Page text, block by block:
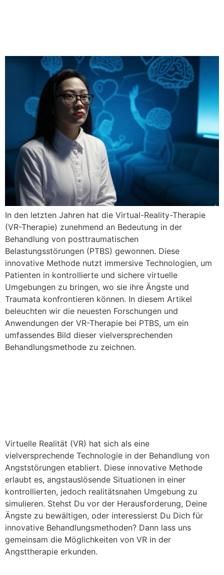
In den letzten Jahren hat die Virtual-Reality-Therapie
(VR-Therapie) zunehmend an Bedeutung in der
Behandlung von posttraumatischen
Belastungsstörungen (PTBS) gewonnen. Diese
innovative Methode nutzt immersive Technologien, um
Patienten in kontrollierte und sichere virtuelle
Umgebungen zu bringen, wo sie ihre Ängste und
Traumata konfrontieren können. In diesem Artikel
beleuchten wir die neuesten Forschungen und
Anwendungen der VR-Therapie bei PTBS, um ein
umfassendes Bild dieser vielversprechenden
Behandlungsmethode zu zeichnen.
Virtuelle Realität (VR) hat sich als eine
vielversprechende Technologie in der Behandlung von
Angststörungen etabliert. Diese innovative Methode
erlaubt es, angstauslösende Situationen in einer
kontrollierten, jedoch realitätsnahen Umgebung zu
simulieren. Stehst Du vor der Herausforderung, Deine
Ängste zu bewältigen, oder interessierst Du Dich für
innovative Behandlungsmethoden? Dann lass uns
gemeinsam die Möglichkeiten von VR in der
Angsttherapie erkunden.